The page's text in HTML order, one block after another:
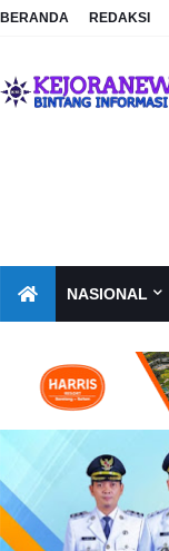
BERANDA REDAKSI
NASIONAL